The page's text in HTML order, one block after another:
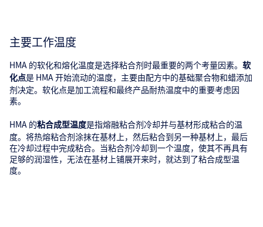
主要工作温度
HMA 的软化和熔化温度是选择粘合剂时最重要的两个考量因素。 软
化点是 HMA 开始流动的温度，主要由配方中的基础聚合物和蜡添加
剂决定。软化点是加工流程和最终产品耐热温度中的重要考虑因
素。
HMA 的粘合成型温度是指熔融粘合剂冷却并与基材形成粘合的温
度。将热熔粘合剂涂抹在基材上，然后粘合到另一种基材上，最后
在冷却过程中完成粘合。当粘合剂冷却到一个温度，使其不再具有
足够的润湿性，无法在基材上铺展开来时，就达到了粘合成型温
度。